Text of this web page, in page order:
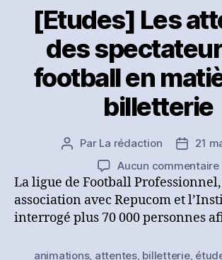
[Etudes] Les
des
football en
billetterie
Auteur
l’article
Par La rédaction
Date
l’article
21
Aucun commentaire
La ligue de Football
association avec Repucom et
interrogé plus 70 000 personnes
animations, attentes, billetterie,